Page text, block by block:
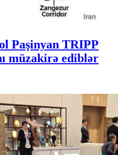
Paşinyan TRIPP
müzakirə ediblər